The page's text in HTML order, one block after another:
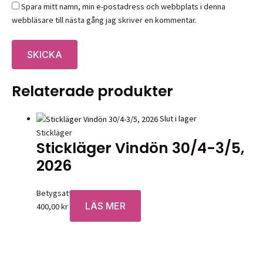
Spara mitt namn, min e-postadress och webbplats i denna
webbläsare till nästa gång jag skriver en kommentar.
Relaterade produkter
Slut i lager
Stickläger
Stickläger Vindön 30/4-3/5,
2026
Betygsatt0av 5
400,00kr LÄS MER